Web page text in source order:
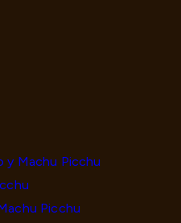
Machu Picchu
Picchu